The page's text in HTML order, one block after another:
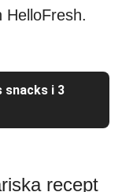
HelloFresh.
snacks i 3
recept